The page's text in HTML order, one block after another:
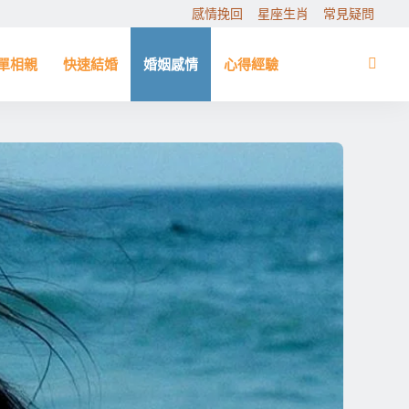
感情挽回 星座生肖 常見疑問
相親 快速結婚 婚姻感情 心得經驗